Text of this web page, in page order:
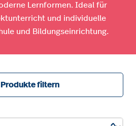
Lernformen. Ideal für
und individuelle
und Bildungseinrichtung.
Produkte filtern